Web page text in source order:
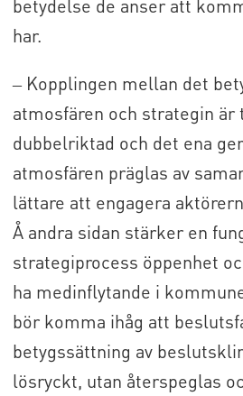
betydelse de anser att
har.
‒ Kopplingen mellan det
atmosfären och strategin är
dubbelriktad och det ena
atmosfären präglas av
lättare att engagera
Å andra sidan stärker en
strategiprocess öppenhet
ha medinflytande i
bör komma ihåg att
betygssättning av
lösryckt, utan återspeglas